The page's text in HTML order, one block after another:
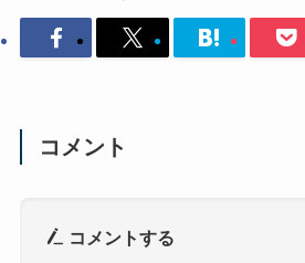
コメント
コメントする